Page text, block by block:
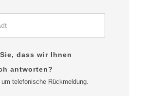
dass wir Ihnen
antworten?
um telefonische Rückmeldung.